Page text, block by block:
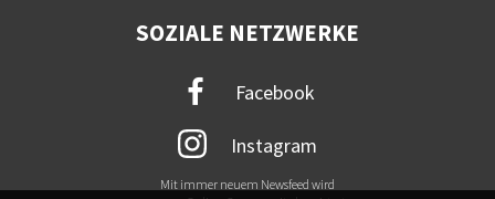
SOZIALE NETZWERKE
Facebook
Instagram
Mit immer neuem Newsfeed wird